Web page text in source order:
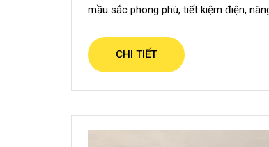
n
mầu sắc phong phú, tiết kiệm điện,
CHI TIẾT